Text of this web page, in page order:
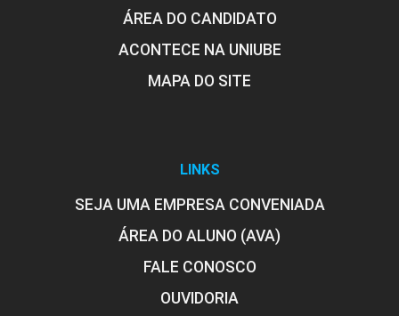
ÁREA DO CANDIDATO
ACONTECE NA UNIUBE
MAPA DO SITE
LINKS
SEJA UMA EMPRESA CONVENIADA
ÁREA DO ALUNO (AVA)
FALE CONOSCO
OUVIDORIA